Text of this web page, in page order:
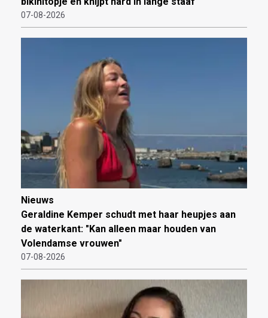
07-08-2026
Nieuws
Geraldine Kemper schudt met haar heupjes aan
de waterkant: "Kan alleen maar houden van
Volendamse vrouwen"
07-08-2026